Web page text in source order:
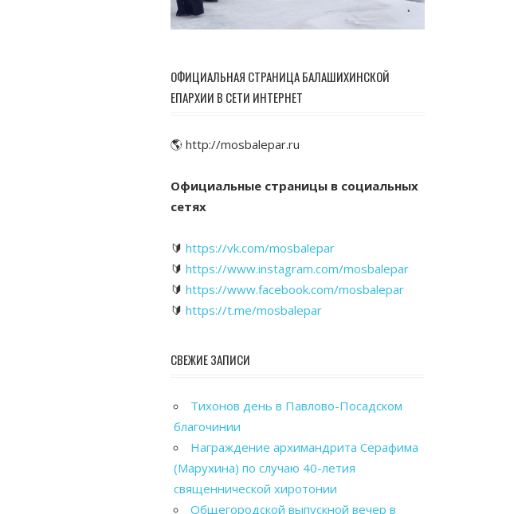
ОФИЦИАЛЬНАЯ СТРАНИЦА БАЛАШИХИНСКОЙ
ЕПАРХИИ В СЕТИ ИНТЕРНЕТ
🌎 http://mosbalepar.ru
Официальные страницы в социальных
сетях
🔰 https://vk.com/mosbalepar
🔰 https://www.instagram.com/mosbalepar
🔰 https://www.facebook.com/mosbalepar
🔰 https://t.me/mosbalepar
СВЕЖИЕ ЗАПИСИ
Тихонов день в Павлово-Посадском
благочинии
Награждение архимандрита Серафима
(Марухина) по случаю 40-летия
священнической хиротонии
Общегородской выпускной вечер в